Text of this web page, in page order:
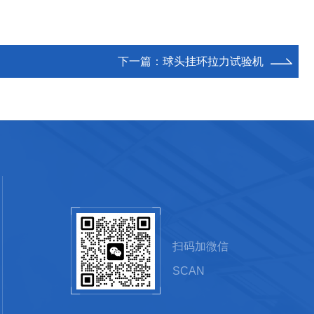
下一篇： 球头挂环拉力试验机
扫码加微信
SCAN